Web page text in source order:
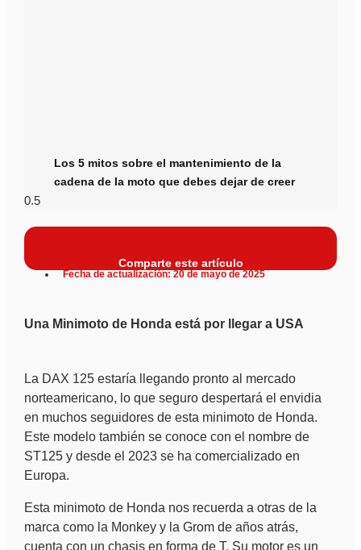
Los 5 mitos sobre el mantenimiento de la
cadena de la moto que debes dejar de creer
Comparte este artículo
Fecha de actualización: 20 de mayo de 2025
Una Minimoto de Honda está por llegar a USA
La DAX 125 estaría llegando pronto al mercado
norteamericano, lo que seguro despertará el envidia
en muchos seguidores de esta minimoto de Honda.
Este modelo también se conoce con el nombre de
ST125 y desde el 2023 se ha comercializado en
Europa.
Esta minimoto de Honda nos recuerda a otras de la
marca como la Monkey y la Grom de años atrás,
cuenta con un chasis en forma de T. Su motor es un